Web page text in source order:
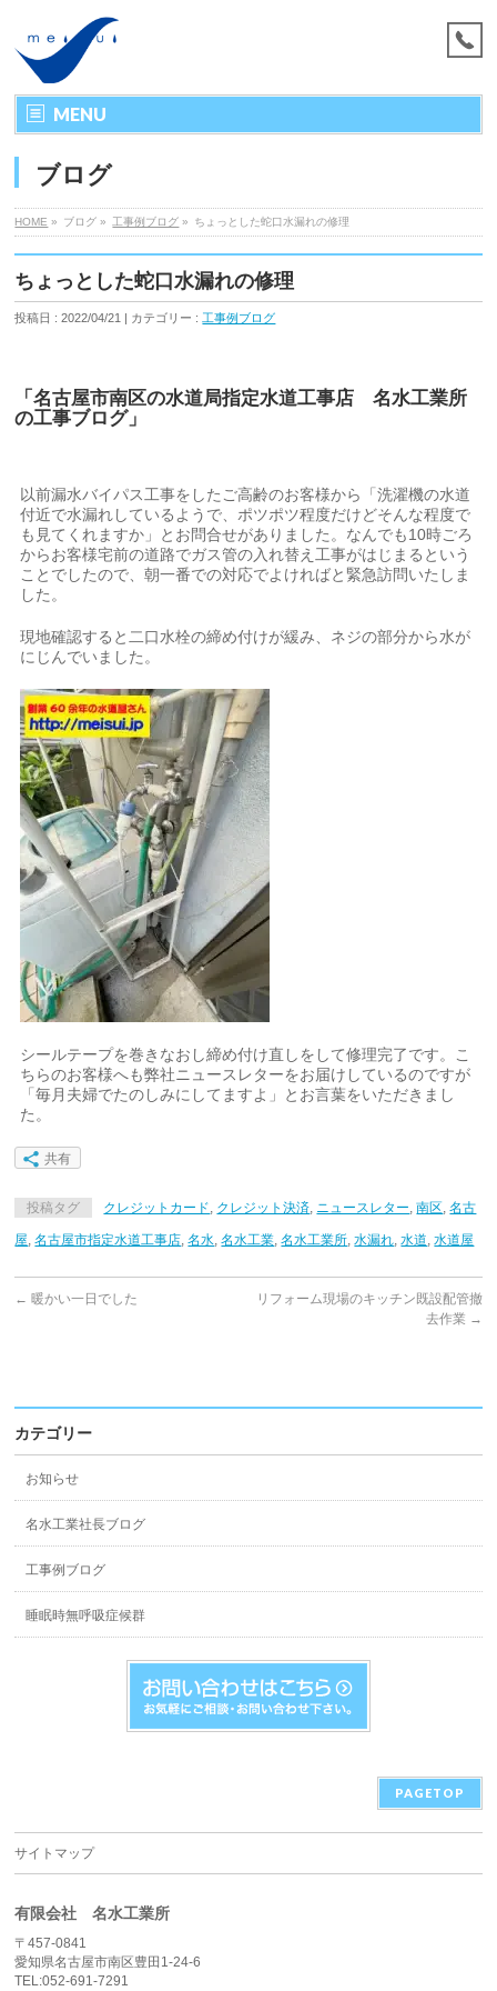
MENU
ブログ
HOME » ブログ » 工事例ブログ » ちょっとした蛇口水漏れの修理
ちょっとした蛇口水漏れの修理
投稿日 : 2022/04/21 | カテゴリー : 工事例ブログ
「名古屋市南区の水道局指定水道工事店 名水工業所
の工事ブログ」
以前漏水バイパス工事をしたご高齢のお客様から「洗濯機の水道
付近で水漏れしているようで、ポツポツ程度だけどそんな程度で
も見てくれますか」とお問合せがありました。なんでも10時ごろ
からお客様宅前の道路でガス管の入れ替え工事がはじまるという
ことでしたので、朝一番での対応でよければと緊急訪問いたしま
した。
現地確認すると二口水栓の締め付けが緩み、ネジの部分から水が
にじんでいました。
シールテープを巻きなおし締め付け直しをして修理完了です。こ
ちらのお客様へも弊社ニュースレターをお届けしているのですが
「毎月夫婦でたのしみにしてますよ」とお言葉をいただきまし
た。
共有
投稿タグ クレジットカード, クレジット決済, ニュースレター,南区,名古
屋,名古屋市指定水道工事店,名水,名水工業,名水工業所,水漏れ,水道,水道屋
← 暖かい一日でした
リフォーム現場のキッチン既設配管撤
去作業 →
カテゴリー
お知らせ
名水工業社長ブログ
工事例ブログ
睡眠時無呼吸症候群
PAGETOP
サイトマップ
有限会社 名水工業所
〒457-0841
愛知県名古屋市南区豊田1-24-6
TEL:052-691-7291